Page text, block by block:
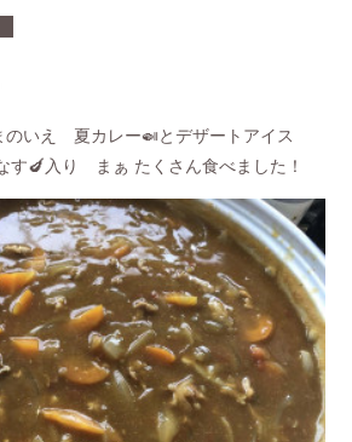
のいえ 夏カレー🍛とデザートアイス
す🍆入り まぁ たくさん食べました！